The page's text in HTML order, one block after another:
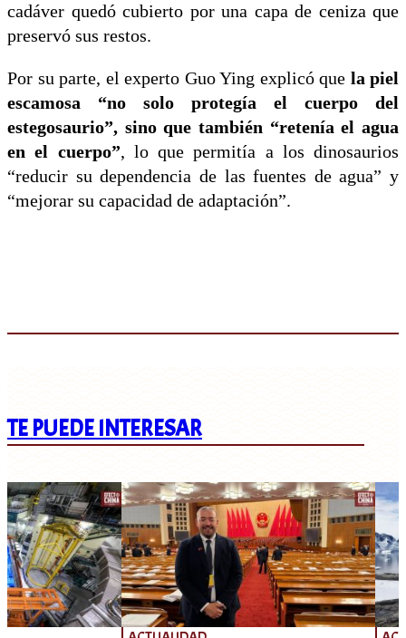
cadáver quedó cubierto por una capa de ceniza que
preservó sus restos.
Por su parte, el experto Guo Ying explicó que la piel
escamosa “no solo protegía el cuerpo del
estegosaurio”, sino que también “retenía el agua
en el cuerpo”, lo que permitía a los dinosaurios
“reducir su dependencia de las fuentes de agua” y
“mejorar su capacidad de adaptación”.
TE PUEDE INTERESAR